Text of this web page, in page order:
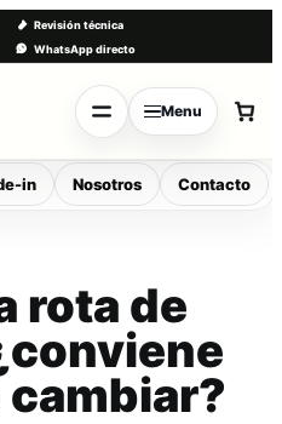
Revisión técnica
WhatsApp directo
Menu
in Nosotros Contacto
rota de
cambiar?